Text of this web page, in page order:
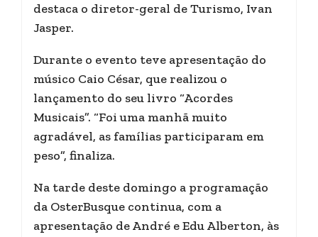
destaca o diretor-geral de Turismo, Ivan
Jasper.
Durante o evento teve apresentação do
músico Caio César, que realizou o
lançamento do seu livro “Acordes
Musicais”. “Foi uma manhã muito
agradável, as famílias participaram em
peso”, finaliza.
Na tarde deste domingo a programação
da OsterBusque continua, com a
apresentação de André e Edu Alberton, às